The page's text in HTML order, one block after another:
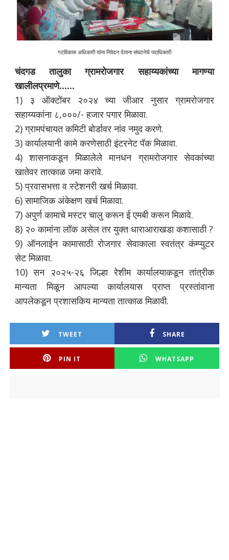
गटविकास अधिकारी यांना निवेदन देताना संघटनेचे पदाधिकारी
चंदगड तालुका ग्रामरोजगार सहाय्यकांच्या मागण्या
खालीलप्रमाणे......
1) ३ ऑक्टोंबर २०२४ च्या जीआर नुसार ग्रामरोजगार
सहाय्यकांना ८,०००/- हजार पगार मिळावा.
2) ग्रामपंचायत कमिटी बोर्डावर नांव नमुद करणे.
3) कार्यालयानी कामे करणेसाठी इंटरनेट पॅक मिळावा.
4) शासनाकडून मिळालेले मानधन ग्रामरोजगार सेवकांच्या
खातेवर तात्काळ जमा करावे.
5) प्रवासभत्ता व स्टेशनरी खर्च मिळावा.
6) सामाजिक अंकेक्षण खर्च मिळावा.
7) अपुर्ण कामाचे मस्टर चालु करून ई एमबी करून मिळावे.
8) २० कामांना लॉक असेल तर युक्त धाराआराखडा कशासाठी ?
9) ऑनलाईन कामासाठी रोजगार सेवाकाला स्वतंत्र कंम्प्युटर
सेट मिळावा.
10) सन २०२५-२६ जिल्हा रेशीम कार्यालयाकडून तांत्रीक
मान्यता मिळून आपल्या कार्यालयास प्राप्त प्रस्तांवाना
आपलेकडून प्रशासकिय मान्यता तात्काळ मिळावी.
TWEET SHARE
PIN IT WHATSAPP